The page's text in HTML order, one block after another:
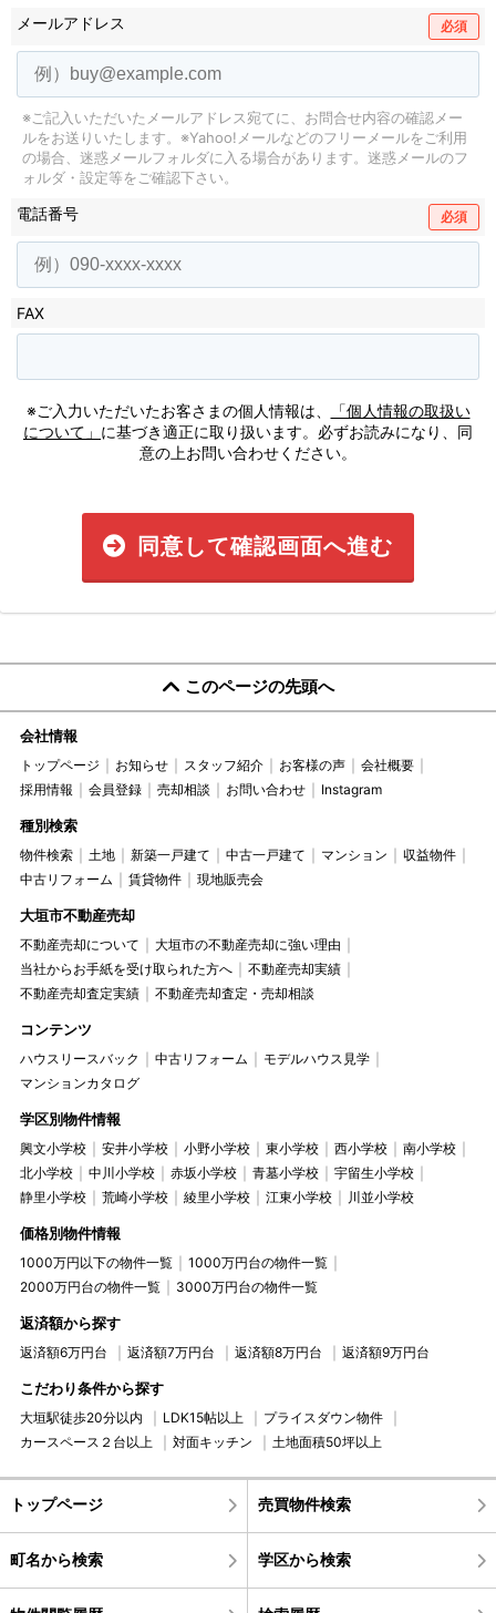
メールアドレス 必須
※ご記入いただいたメールアドレス宛てに、お問合せ内容の確認メー
ルをお送りいたします。 ※Yahoo!メールなどのフリーメールをご利用
の場合、迷惑メールフォルダに入る場合があります。 迷惑メールのフ
ォルダ・設定等をご確認下さい。
電話番号 必須
FAX
※ご入力いただいたお客さまの個人情報は、
「個人情報の取扱い
について」 に基づき適正に取り扱います。必ずお読みになり、同
意の上お問い合わせください。
同意して確認画面へ進む
このページの先頭へ
会社情報
トップページ お知らせ スタッフ紹介 お客様の声
会社概要
採用情報
会員登録 売却相談 お問い合わせ Instagram
種別検索
物件検索 土地 新築一戸建て 中古一戸建て マンション
収益物件
中古リフォーム
賃貸物件 現地販売会
大垣市不動産売却
不動産売却について
大垣市の不動産売却に強い理由
当社からお手紙を受け取られた方へ
不動産売却実績
不動産売却査定実績
不動産売却査定・売却相談
コンテンツ
ハウスリースバック 中古リフォーム
モデルハウス見学
マンションカタログ
学区別物件情報
興文小学校 安井小学校 小野小学校 東小学校 西小学校
南小学校
北小学校
中川小学校 赤坂小学校 青墓小学校
宇留生小学校
静里小学校
荒崎小学校 綾里小学校 江東小学校 川並小学校
価格別物件情報
1000万円以下の物件一覧
1000万円台の物件一覧
2000万円台の物件一覧
3000万円台の物件一覧
返済額から探す
返済額6万円台 返済額7万円台 返済額8万円台 返済額9万円台
こだわり条件から探す
大垣駅徒歩20分以内 LDK15帖以上
プライスダウン物件
カースペース２台以上
対面キッチン 土地面積50坪以上
トップページ 売買物件検索
町名から検索 学区から検索